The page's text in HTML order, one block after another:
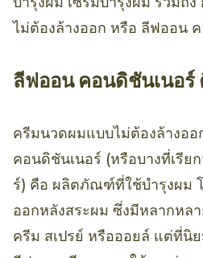
ไม่ต้องล้างออก หรือ ลีฟออน
ลีฟออน คอนดิชันเนอร์
ครีมนวดผมแบบไม่ต้องล้างอ
คอนดิชันเนอร์ (หรือบางที่เรีย
ร์) คือ ผลิตภัณฑ์ที่ใช้บำรุงผม
ออกหลังสระผม ซึ่งมีหลากหล
ครีม สเปรย์ หรือออยล์ แต่ที่นิย